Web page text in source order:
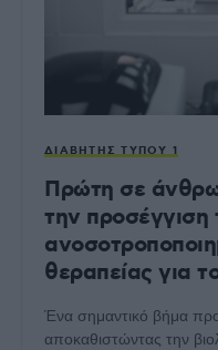
ΔΙΑΒΉΤΗΣ ΤΎΠΟΥ 1
Πρώτη σε
την προσέγγιση
θεραπείας για
Ένα σημαντικό βήμα
αποκαθιστώντας την